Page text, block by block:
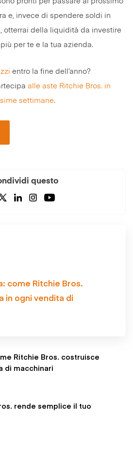
e, invece di spendere soldi in
otterrai della liquidità da investire
per te e la tua azienda.
entro la fine dell’anno?
alle aste Ritchie Bros. in
settimane.
questo
come Ritchie Bros.
in ogni vendita di
Ritchie Bros. costruisce
di macchinari
rende semplice il tuo